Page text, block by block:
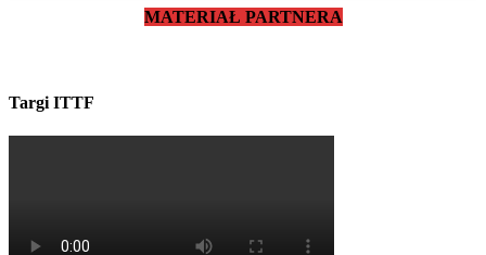
MATERIAŁ PARTNERA
Targi ITTF